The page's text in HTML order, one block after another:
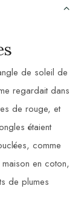
de soleil de
regardait dans
de rouge, et
étaient
comme
en coton,
de plumes